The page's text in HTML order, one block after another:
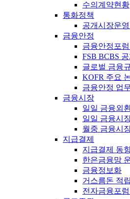
수의계약현황
통화정책
공개시장운영
금융안정
금융안정포
FSB BCBS
글로벌 금융
KOFR 주요
금융안정 업
금융시장
일일 금융외
일일 금융시
월중 금융시
지급결제
지급결제 동
한은금융망
금융정보화
거스름돈 적
전자금융포